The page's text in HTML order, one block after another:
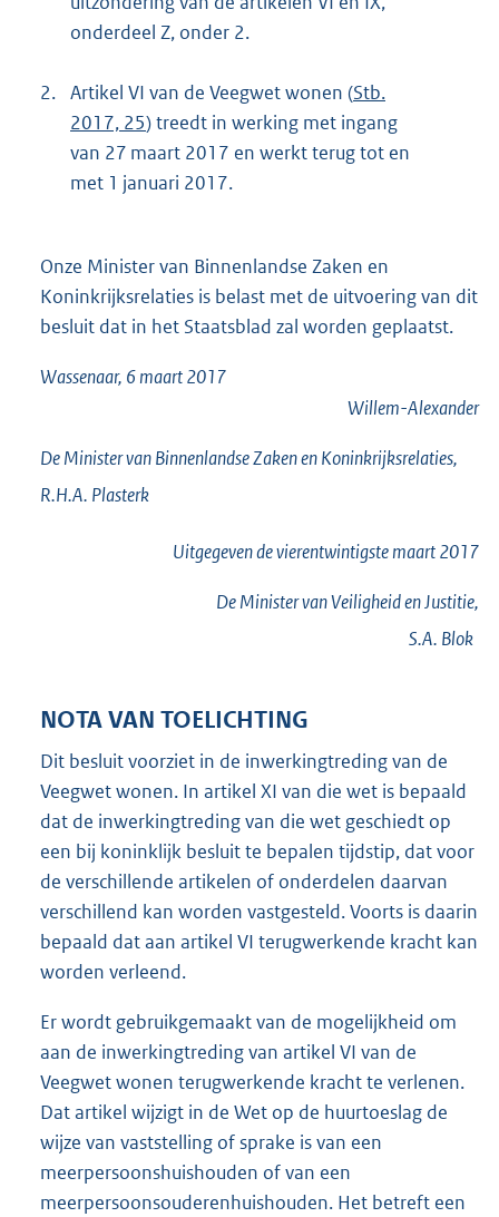
onderdeel Z, onder 2.
2. Artikel VI van de Veegwet wonen (Stb.
2017, 25) treedt in werking met ingang
van 27 maart 2017 en werkt terug tot en
met 1 januari 2017.
Onze Minister van Binnenlandse Zaken en
Koninkrijksrelaties is belast met de uitvoering van dit
besluit dat in het Staatsblad zal worden geplaatst.
Wassenaar, 6 maart 2017
Willem-Alexander
De Minister van Binnenlandse Zaken en Koninkrijksrelaties,
R.H.A. Plasterk
Uitgegeven devierentwintigstemaart 2017
De Minister van Veiligheid en Justitie,
S.A. Blok
NOTA VAN TOELICHTING
Dit besluit voorziet in de inwerkingtreding van de
Veegwet wonen. In artikel XI van die wet is bepaald
dat de inwerkingtreding van die wet geschiedt op
een bij koninklijk besluit te bepalen tijdstip, dat voor
de verschillende artikelen of onderdelen daarvan
verschillend kan worden vastgesteld. Voorts is daarin
bepaald dat aan artikel VI terugwerkende kracht kan
worden verleend.
Er wordt gebruikgemaakt van de mogelijkheid om
aan de inwerkingtreding van artikel VI van de
Veegwet wonen terugwerkende kracht te verlenen.
Dat artikel wijzigt in de Wet op de huurtoeslag de
wijze van vaststelling of sprake is van een
meerpersoonshuishouden of van een
meerpersoonsouderenhuishouden. Het betreft een